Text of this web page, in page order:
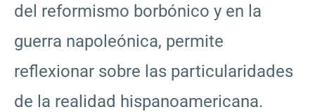
del reformismo borbónico y en la
guerra napoleónica, permite
reflexionar sobre las particularidades
de la realidad hispanoamericana.